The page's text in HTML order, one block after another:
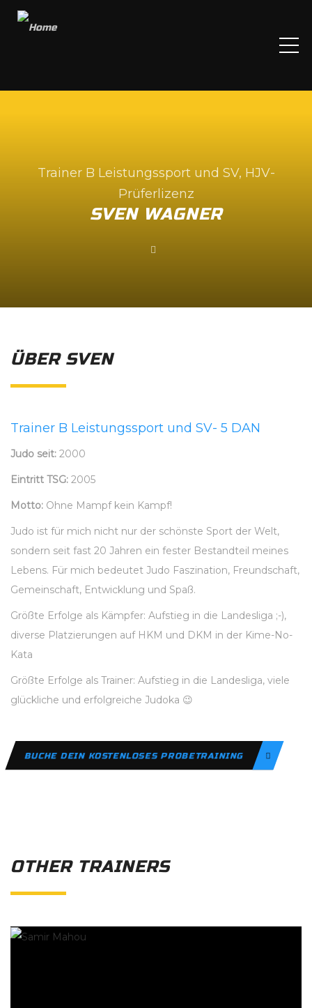
Trainer B Leistungssport und SV, HJV-
Prüferlizenz
SVEN WAGNER
ÜBER SVEN
Trainer B Leistungssport und SV- 5 DAN
Judo seit: 2000
Eintritt TSG: 2005
Motto: Ohne Mampf kein Kampf!
Judo ist für mich nicht nur der schönste Sport der Welt,
sondern seit fast 20 Jahren ein fester Bestandteil meines
Lebens. Für mich bedeutet Judo Faszination, Freundschaft,
Gemeinschaft, Entwicklung und Spaß.
Größte Erfolge als Kämpfer: Aufstieg in die Landesliga ;-),
diverse Platzierungen auf HKM und DKM in der Kime-No-
Kata
Größte Erfolge als Trainer: Aufstieg in die Landesliga, viele
glückliche und erfolgreiche Judoka 😉
BUCHE DEIN KOSTENLOSES PROBETRAINING
OTHER TRAINERS